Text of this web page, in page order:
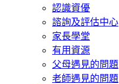
認識資優
諮詢及評估中心
家長學堂
有用資源
父母遇見的問題
老師遇見的問題